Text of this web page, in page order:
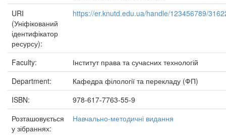
URI
(Уніфікований
ідентифікатор
ресурсу):
https://er.knutd.edu.ua/handle/123456789/
Faculty:
Інститут права та сучасних технологій
Department:
Кафедра філології та перекладу (ФП)
ISBN:
978-617-7763-55-9
Розташовується
у зібраннях:
Навчально-методичні видання